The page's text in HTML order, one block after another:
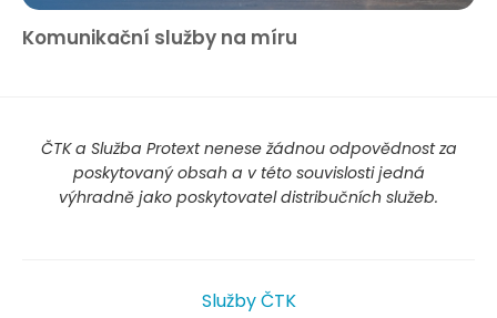
Komunikační služby na míru
ČTK a Služba Protext nenese žádnou odpovědnost za
poskytovaný obsah a v této souvislosti jedná
výhradně jako poskytovatel distribučních služeb.
Služby ČTK